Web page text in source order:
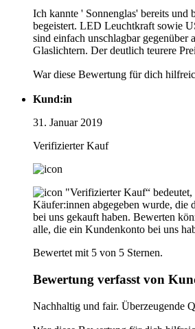
Ich kannte ' Sonnenglas' bereits und
begeistert. LED Leuchtkraft sowie
sind einfach unschlagbar gegenüber
Glaslichtern. Der deutlich teurere
War diese Bewertung für dich
Kund:in
31. Januar 2019
Verifizierter Kauf
"Verifizierter Kauf“
Käufer:innen abgegeben wurde, die
bei uns gekauft haben. Bewerten
alle, die ein Kundenkonto bei uns
Bewertet mit 5 von 5 Sternen.
Bewertung verfasst von
Nachhaltig und fair. Überzeugende